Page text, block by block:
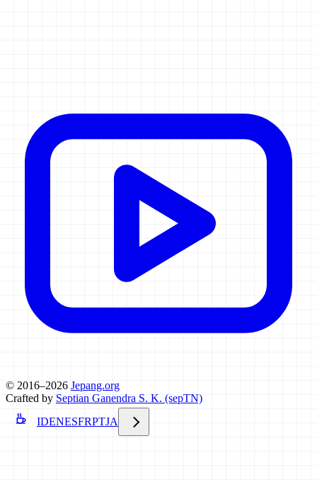
© 2016–2026 Jepang.org
Crafted by Septian Ganendra S. K. (sepTN)
IDENESFRPTJA